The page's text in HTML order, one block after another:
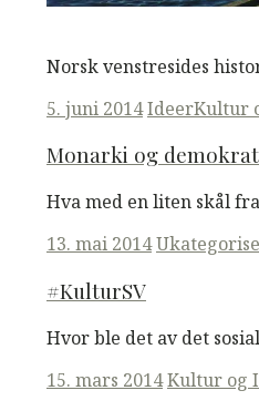
Norsk venstresides
Posted
5. juni 2014IdeerKultur
Monarki og
Hva med en liten skål
Posted
13. mai 2014
#KulturSV
Hvor ble det av det
Posted
15. mars 2014Kultur og